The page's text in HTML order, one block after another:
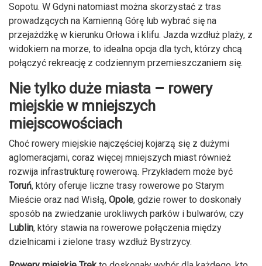
Sopotu. W Gdyni natomiast można skorzystać z tras
prowadzących na Kamienną Górę lub wybrać się na
przejażdżkę w kierunku Orłowa i klifu. Jazda wzdłuż plaży, z
widokiem na morze, to idealna opcja dla tych, którzy chcą
połączyć rekreację z codziennym przemieszczaniem się.
Nie tylko duże miasta – rowery
miejskie w mniejszych
miejscowościach
Choć rowery miejskie najczęściej kojarzą się z dużymi
aglomeracjami, coraz więcej mniejszych miast również
rozwija infrastrukturę rowerową. Przykładem może być
Toruń, który oferuje liczne trasy rowerowe po Starym
Mieście oraz nad Wisłą, Opole, gdzie rower to doskonały
sposób na zwiedzanie urokliwych parków i bulwarów, czy
Lublin, który stawia na rowerowe połączenia między
dzielnicami i zielone trasy wzdłuż Bystrzycy.